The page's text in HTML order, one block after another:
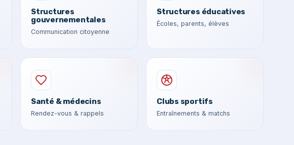
Structures
gouvernementales
Communication citoyenne
Structures éducatives
Écoles, parents, élèves
Santé & médecins
Rendez-vous & rappels
Clubs sportifs
Entraînements & matchs